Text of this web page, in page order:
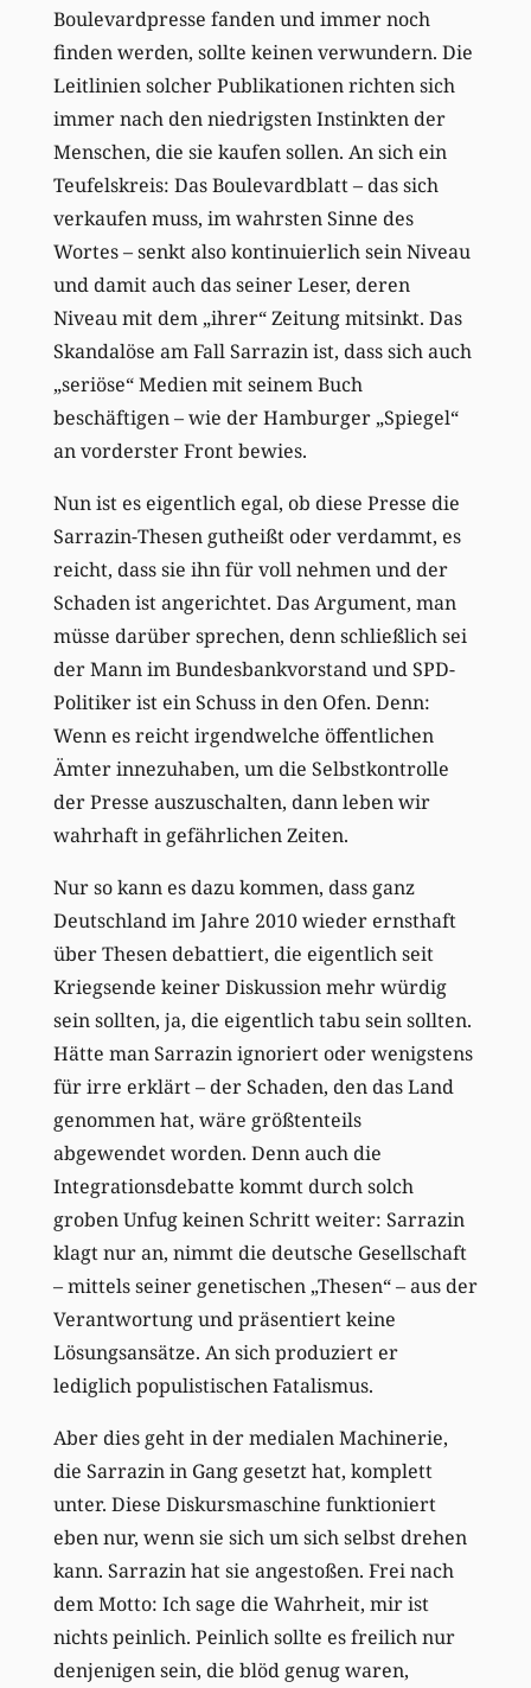
Boulevardpresse fanden und immer noch
finden werden, sollte keinen verwundern. Die
Leitlinien solcher Publikationen richten sich
immer nach den niedrigsten Instinkten der
Menschen, die sie kaufen sollen. An sich ein
Teufelskreis: Das Boulevardblatt – das sich
verkaufen muss, im wahrsten Sinne des
Wortes – senkt also kontinuierlich sein Niveau
und damit auch das seiner Leser, deren
Niveau mit dem „ihrer“ Zeitung mitsinkt. Das
Skandalöse am Fall Sarrazin ist, dass sich auch
„seriöse“ Medien mit seinem Buch
beschäftigen – wie der Hamburger „Spiegel“
an vorderster Front bewies.
Nun ist es eigentlich egal, ob diese Presse die
Sarrazin-Thesen gutheißt oder verdammt, es
reicht, dass sie ihn für voll nehmen und der
Schaden ist angerichtet. Das Argument, man
müsse darüber sprechen, denn schließlich sei
der Mann im Bundesbankvorstand und SPD-
Politiker ist ein Schuss in den Ofen. Denn:
Wenn es reicht irgendwelche öffentlichen
Ämter innezuhaben, um die Selbstkontrolle
der Presse auszuschalten, dann leben wir
wahrhaft in gefährlichen Zeiten.
Nur so kann es dazu kommen, dass ganz
Deutschland im Jahre 2010 wieder ernsthaft
über Thesen debattiert, die eigentlich seit
Kriegsende keiner Diskussion mehr würdig
sein sollten, ja, die eigentlich tabu sein sollten.
Hätte man Sarrazin ignoriert oder wenigstens
für irre erklärt – der Schaden, den das Land
genommen hat, wäre größtenteils
abgewendet worden. Denn auch die
Integrationsdebatte kommt durch solch
groben Unfug keinen Schritt weiter: Sarrazin
klagt nur an, nimmt die deutsche Gesellschaft
– mittels seiner genetischen „Thesen“ – aus der
Verantwortung und präsentiert keine
Lösungsansätze. An sich produziert er
lediglich populistischen Fatalismus.
Aber dies geht in der medialen Machinerie,
die Sarrazin in Gang gesetzt hat, komplett
unter. Diese Diskursmaschine funktioniert
eben nur, wenn sie sich um sich selbst drehen
kann. Sarrazin hat sie angestoßen. Frei nach
dem Motto: Ich sage die Wahrheit, mir ist
nichts peinlich. Peinlich sollte es freilich nur
denjenigen sein, die blöd genug waren,